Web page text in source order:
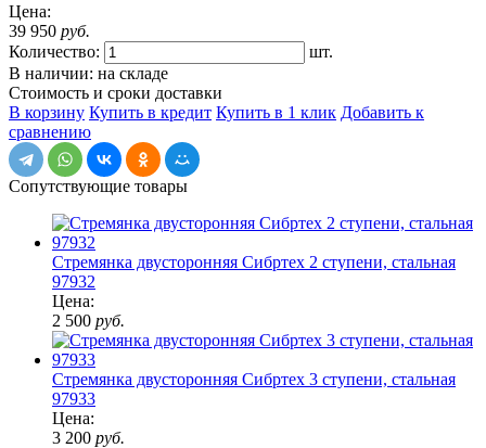
Цена:
39 950 руб.
Количество:
шт.
В наличии: на складе
Стоимость и сроки доставки
В корзину Купить в кредит Купить в 1 клик Добавить к
сравнению
Сопутствующие товары
Стремянка двусторонняя Сибртех 2 ступени, стальная
97932
Цена:
2 500 руб.
Стремянка двусторонняя Сибртех 3 ступени, стальная
97933
Цена:
3 200 руб.